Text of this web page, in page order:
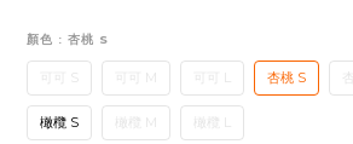
顏色 : 杏桃 S
可可 M 杏桃 S
橄欖 S 橄欖 M